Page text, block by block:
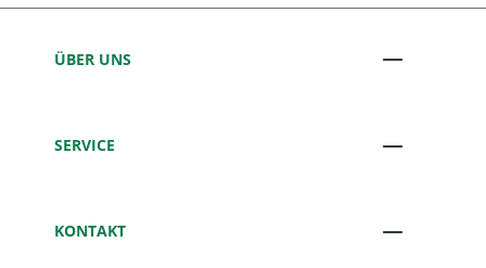
ÜBER UNS
SERVICE
KONTAKT